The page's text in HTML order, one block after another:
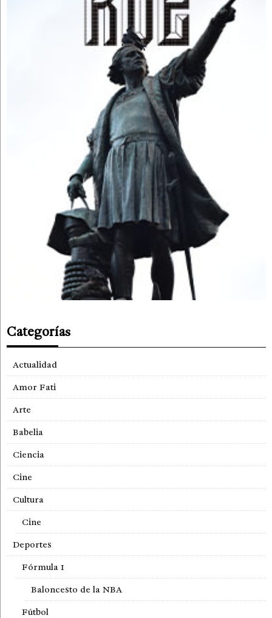
Categorías
Actualidad
Amor Fati
Arte
Babelia
Ciencia
Cine
Cultura
Cine
Deportes
Fórmula 1
Baloncesto de la NBA
Fútbol